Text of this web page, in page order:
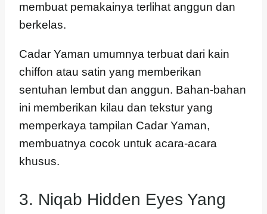
membuat pemakainya terlihat anggun dan
berkelas.
Cadar Yaman umumnya terbuat dari kain
chiffon atau satin yang memberikan
sentuhan lembut dan anggun. Bahan-bahan
ini memberikan kilau dan tekstur yang
memperkaya tampilan Cadar Yaman,
membuatnya cocok untuk acara-acara
khusus.
3. Niqab Hidden Eyes Yang